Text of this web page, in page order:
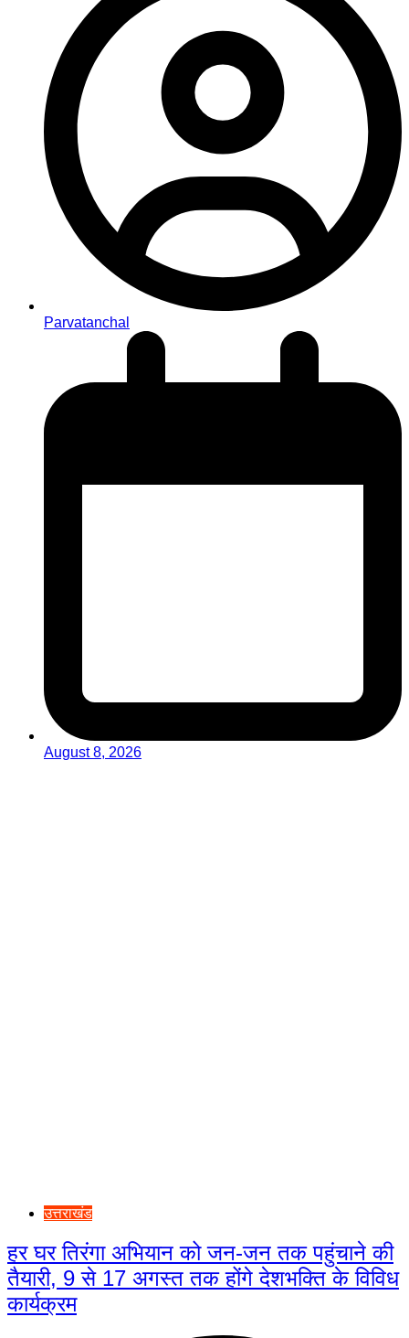
Parvatanchal
August 8, 2026
उत्तराखंड
हर घर तिरंगा अभियान को जन-जन तक पहुंचाने की
तैयारी, 9 से 17 अगस्त तक होंगे देशभक्ति के विविध
कार्यक्रम